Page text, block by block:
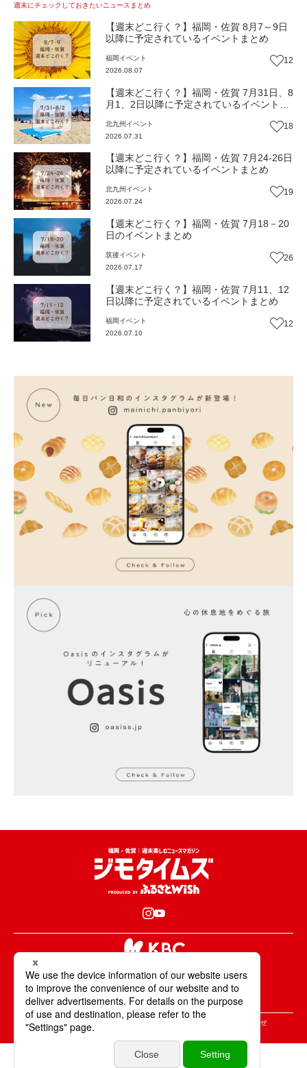
週末にチェックしておきたいニュースまとめ
【週末どこ行く？】福岡・佐賀 8月7～9日
以降に予定されているイベントまとめ
福岡 イベント
2026.08.07
12
【週末どこ行く？】福岡・佐賀 7月31日、8
月1、2日以降に予定されているイベントま
北九州 イベント
2026.07.31
18
【週末どこ行く？】福岡・佐賀 7月24-26日
以降に予定されているイベントまとめ
北九州 イベント
2026.07.24
19
【週末どこ行く？】福岡・佐賀 7月18－20
日のイベントまとめ
筑後イベント
2026.07.17
26
【週末どこ行く？】福岡・佐賀 7月11、12
日以降に予定されているイベントまとめ
福岡 イベント
2026.07.10
12
KBCが取材・撮影した情報・映像は国内外の
テレビ・ラジオ・インターネットなどで放送・配信します。
All Rights Reserved. Copyright © KBC Co.,Ltd.
＞お問合せ
＞個人情報の取り扱いについて